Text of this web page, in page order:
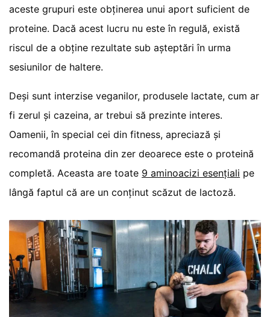
aceste grupuri este obținerea unui aport suficient de
proteine. Dacă acest lucru nu este în regulă, există
riscul de a obține rezultate sub așteptări în urma
sesiunilor de haltere.
Deși sunt interzise veganilor, produsele lactate, cum ar
fi zerul și cazeina, ar trebui să prezinte interes.
Oamenii, în special cei din fitness, apreciază și
recomandă proteina din zer deoarece este o proteină
completă. Aceasta are toate 9 aminoacizi esențiali pe
lângă faptul că are un conținut scăzut de lactoză.